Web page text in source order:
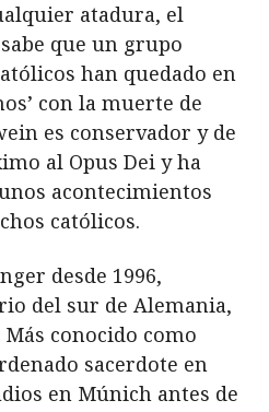
atadura, el
que un grupo
han quedado en
con la muerte de
es conservador y de
al Opus Dei y ha
acontecimientos
católicos.
desde 1996,
del sur de Alemania,
conocido como
sacerdote en
en Múnich antes de